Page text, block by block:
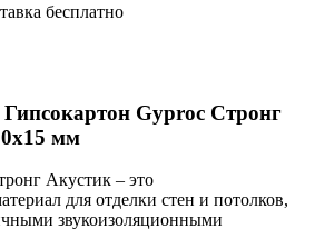
бесплатно
Gyproc Стронг
мм
Акустик – это
для отделки стен и потолков,
звукоизоляционными